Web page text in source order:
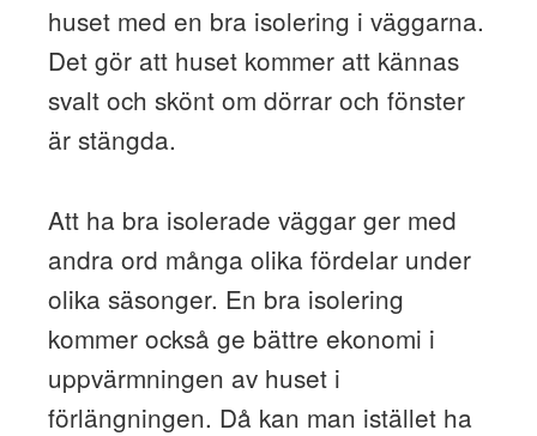
huset med en bra isolering i väggarna.
Det gör att huset kommer att kännas
svalt och skönt om dörrar och fönster
är stängda.
Att ha bra isolerade väggar ger med
andra ord många olika fördelar under
olika säsonger. En bra isolering
kommer också ge bättre ekonomi i
uppvärmningen av huset i
förlängningen. Då kan man istället ha